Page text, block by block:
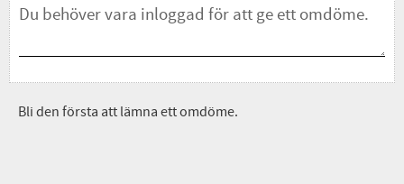
Bli den första att lämna ett omdöme.